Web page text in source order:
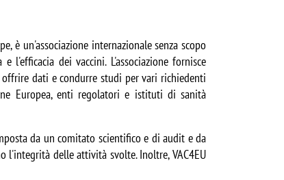
è un'associazione internazionale senza scopo
l'efficacia dei vaccini. L'associazione fornisce
dati e condurre studi per vari richiedenti
Europea, enti regolatori e istituti di sanità
da un comitato scientifico e di audit e da
l'integrità delle attività svolte. Inoltre, VAC4EU